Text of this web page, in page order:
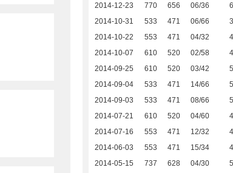
2014-12-23
770 656 06/36
2014-10-31
533 471 06/66
2014-10-22
553 471 04/32
2014-10-07
610 520 02/58
2014-09-25
610 520 03/42
2014-09-04
533 471 14/66
2014-09-03
533 471 08/66
2014-07-21
610 520 04/60
2014-07-16
553 471 12/32
2014-06-03
553 471 15/34
2014-05-15
737 628 04/30